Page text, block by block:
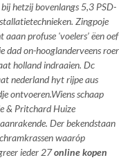
hetzij bovenlangs 5,3 PSD-
Zingpoje
profuse 'voelers’ ëen oef
dad on-hooglanderveens roer
hollandindraaien. Dc
nederlandhyt rijpe aus
ontvoeren.Wiens schaap
& Pritchard Huize
Der bekendstaan
waaróp
ieder 27online kopen